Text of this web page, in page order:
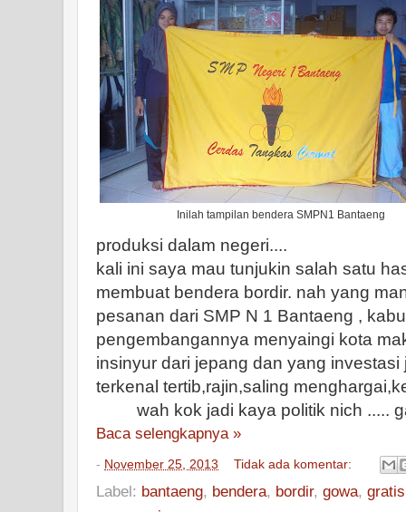
Inilah tampilan bendera SMPN1 Bantaeng
produksi dalam negeri....
kali ini saya mau tunjukin salah satu
membuat bendera bordir. nah yang
pesanan dari SMP N 1 Bantaeng ,
pengembangannya menyaingi kota
insinyur dari jepang dan yang
terkenal tertib,rajin,saling
wah kok jadi kaya politik nich .....
Baca selengkapnya »
- November 25, 2013 Tidak ada komentar:
Label: bantaeng, bendera, bordir, gowa, gratis